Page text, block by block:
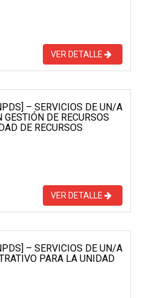
VER DETALLE
– SERVICIOS DE UN/A
DE RECURSOS
DE RECURSOS
VER DETALLE
– SERVICIOS DE UN/A
PARA LA UNIDAD